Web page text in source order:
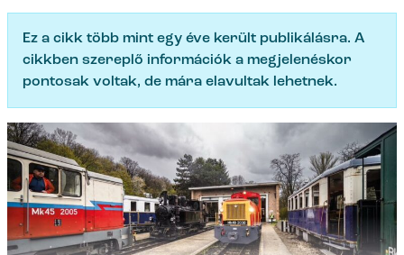
Ez a cikk több mint egy éve került publikálásra. A
cikkben szereplő információk a megjelenéskor
pontosak voltak, de mára elavultak lehetnek.